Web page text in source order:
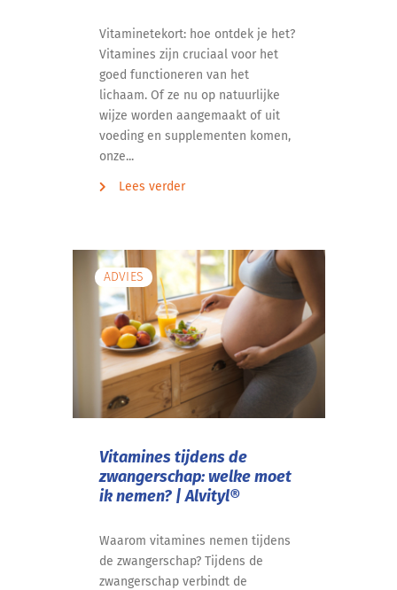
Vitaminetekort: hoe ontdek je het?
Vitamines zijn cruciaal voor het
goed functioneren van het
lichaam. Of ze nu op natuurlijke
wijze worden aangemaakt of uit
voeding en supplementen komen,
onze...
Lees verder
ADVIES
Vitamines tijdens de
zwangerschap: welke moet
ik nemen? | Alvityl®
Waarom vitamines nemen tijdens
de zwangerschap? Tijdens de
zwangerschap verbindt de